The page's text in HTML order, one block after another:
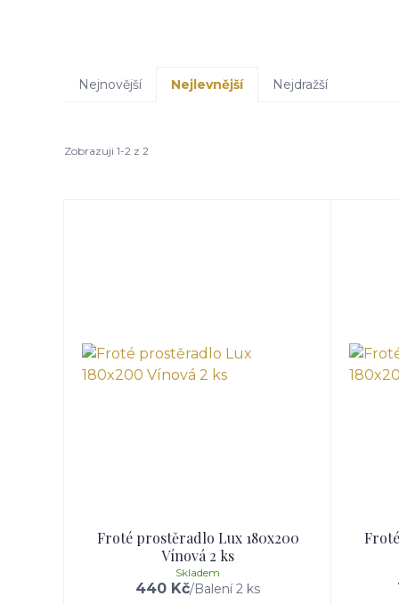
Nejnovější Nejlevnější Nejdražší
Zobrazuji 1-2 z 2
Froté prostěradlo Lux 180x200
Vínová 2 ks
440 Kč/Balení 2 ks
Skladem